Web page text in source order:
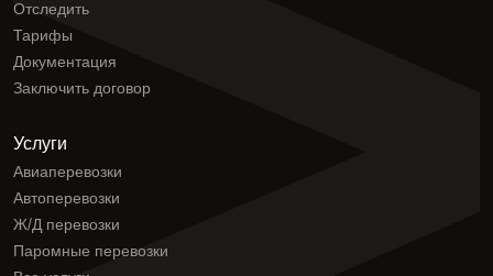
Отследить
Тарифы
Документация
Заключить договор
Услуги
Авиаперевозки
Автоперевозки
Ж/Д перевозки
Паромные перевозки